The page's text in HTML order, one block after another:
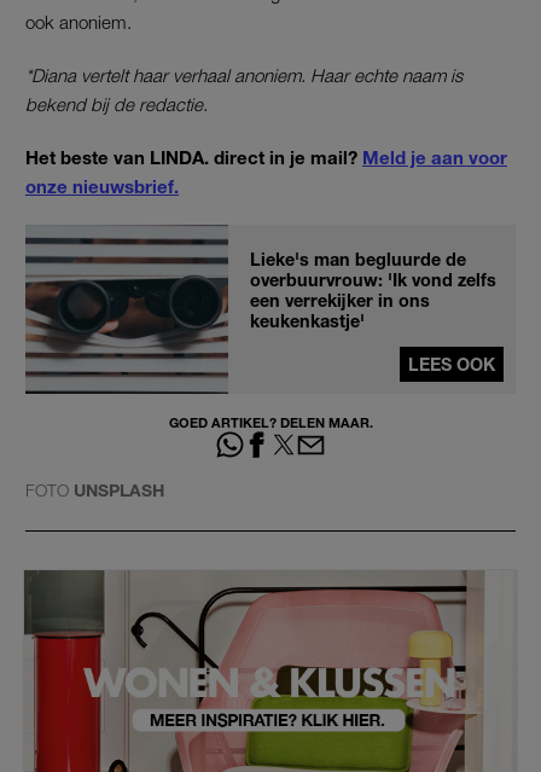
ook anoniem.
*Diana vertelt haar verhaal anoniem. Haar echte naam is
bekend bij de redactie.
Het beste van LINDA. direct in je mail? Meld je aan voor
onze nieuwsbrief.
Lieke's man begluurde de
overbuurvrouw: 'Ik vond zelfs
een verrekijker in ons
keukenkastje'
LEES OOK
GOED ARTIKEL? DELEN MAAR.
FOTO UNSPLASH